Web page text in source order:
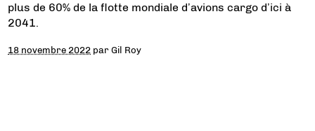
plus de 60% de la flotte mondiale d’avions cargo d’ici à
2041.
18 novembre 2022 parGil Roy